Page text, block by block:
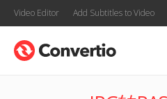
Video Editor Add Subtitles to Video